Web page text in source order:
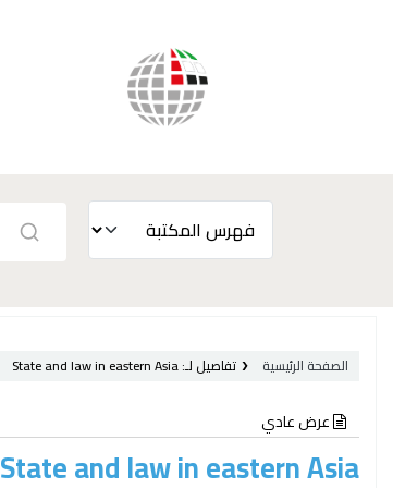
الصفحة الرئيسية تفاصيل لـ:State and law in eastern Asia
عرض عادي
State and law in eastern Asia